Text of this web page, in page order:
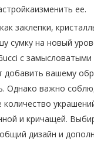
ее.
заклепки,
сумку на новый
с
добавить вашему
Однако важно
и кричащей.
дизайн и